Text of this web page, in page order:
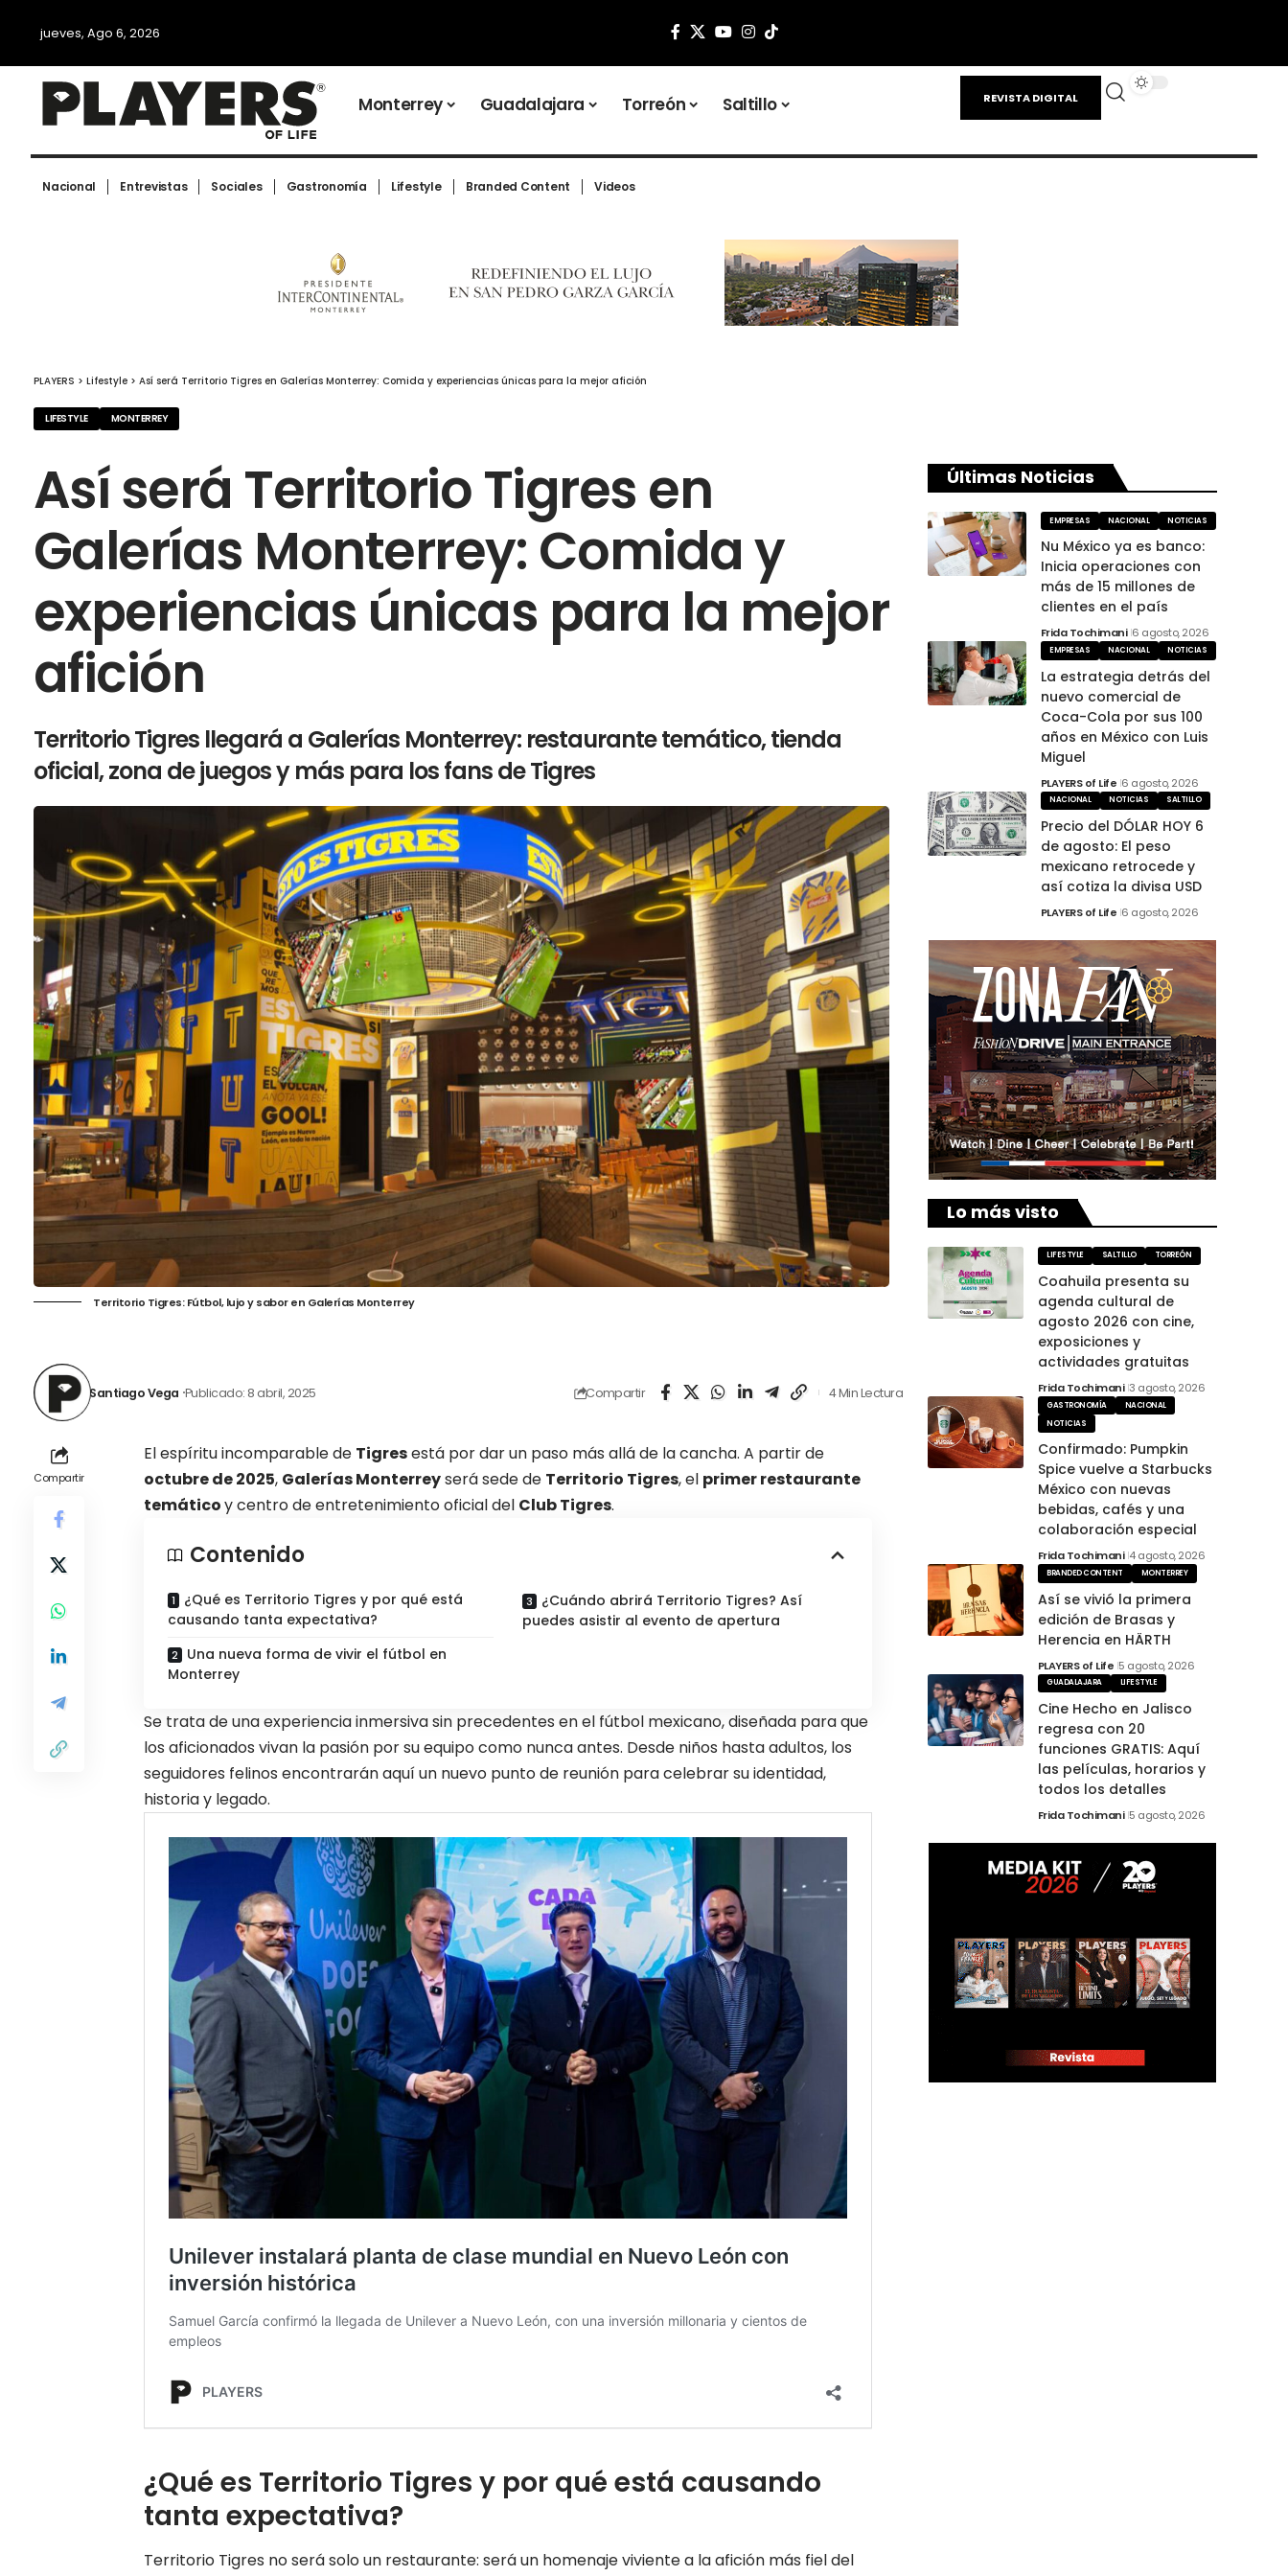
jueves, Ago 6, 2026
Monterrey Guadalajara Torreón Saltillo REVISTA DIGITAL
Nacional Entrevistas Sociales Gastronomía Lifestyle Branded Content Videos
PLAYERS > Lifestyle > Así será Territorio Tigres en Galerías Monterrey: Comida y experiencias únicas para la mejor afición
LIFESTYLE MONTERREY
Así será Territorio Tigres en
Galerías Monterrey: Comida y
experiencias únicas para la mejor
afición
Territorio Tigres llegará a Galerías Monterrey: restaurante temático, tienda
oficial, zona de juegos y más para los fans de Tigres
Territorio Tigres: Fútbol, lujo y sabor en Galerías Monterrey
Santiago Vega Publicado: 8 abril, 2025 Compartir 4 Min Lectura
Compartir
El espíritu incomparable de Tigresestá por dar un paso más allá de la cancha. A partir de
octubre de 2025, Galerías Monterreyserá sede de Territorio Tigres, el primer restaurante
temáticoy centro deentretenimiento oficial del Club Tigres.
Contenido
¿Qué es Territorio Tigres y por qué está
causando tanta expectativa?
Una nueva forma de vivir el fútbol en
Monterrey
¿Cuándo abrirá Territorio Tigres? Así
puedes asistir al evento de apertura
Se trata de una experiencia inmersiva sin precedentes en el fútbol mexicano, diseñada para que
los aficionados vivan la pasión por su equipo como nunca antes. Desde niños hasta adultos, los
seguidores felinos encontrarán aquí un nuevo punto de reunión para celebrar su identidad,
historia y legado.
¿Qué es Territorio Tigres y por qué está causando
tanta expectativa?
Territorio Tigres no será solo un restaurante: será un homenaje viviente a la afición más fiel del
Últimas Noticias
EMPRESAS NACIONAL NOTICIAS
Nu México ya es banco:
Inicia operaciones con
más de 15 millones de
clientes en el país
Frida Tochimani 6 agosto, 2026
EMPRESAS NACIONAL NOTICIAS
La estrategia detrás del
nuevo comercial de
Coca-Cola por sus 100
años en México con Luis
Miguel
PLAYERS of Life 6 agosto, 2026
NACIONAL NOTICIAS SALTILLO
Precio del DÓLAR HOY 6
de agosto: El peso
mexicano retrocede y
así cotiza la divisa USD
PLAYERS of Life 6 agosto, 2026
Lo más visto
LIFESTYLE SALTILLO TORREÓN
Coahuila presenta su
agenda cultural de
agosto 2026 con cine,
exposiciones y
actividades gratuitas
Frida Tochimani 3 agosto, 2026
GASTRONOMÍA
NACIONAL
NOTICIAS
Confirmado: Pumpkin
Spice vuelve a Starbucks
México con nuevas
bebidas, cafés y una
colaboración especial
Frida Tochimani 4 agosto, 2026
BRANDED CONTENT MONTERREY
Así se vivió la primera
edición de Brasas y
Herencia en HÄRTH
PLAYERS of Life 5 agosto, 2026
GUADALAJARA LIFESTYLE
Cine Hecho en Jalisco
regresa con 20
funciones GRATIS: Aquí
las películas, horarios y
todos los detalles
Frida Tochimani 5 agosto, 2026